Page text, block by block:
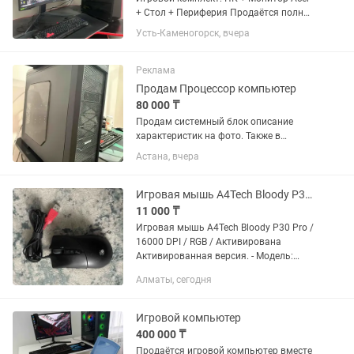
+ Стол + Периферия Продаётся полный
готовый сетап. Всё работает отлично,
никаких проблем нет. Подключил — и
Характеристики...
Усть-Каменогорск, вчера
Реклама
Продам Процессор компьютер
80 000 ₸
Продам системный блок описание
характеристик на фото. Также в
комплекте в подарок идет клавиатура
Bloody, игровая мышь Razer и
хорошее
Астана, вчера
Игровая мышь A4Tech Bloody P30 Pro / 16000 DPI / RGB / Активирована
11 000 ₸
Игровая мышь A4Tech Bloody P30 Pro /
16000 DPI / RGB / Активирована
Активированная версия. - Модель:
Оптический, до 16 000 CPI. 1 мс отклик.
Алматы, сегодня
Игровой компьютер
400 000 ₸
Продаётся игровой компьютер вместе